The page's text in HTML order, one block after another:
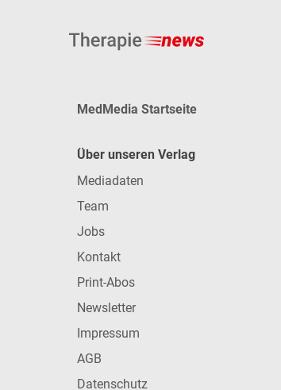
MedMedia Startseite
Über unseren Verlag
Mediadaten
Team
Jobs
Kontakt
Print-Abos
Newsletter
Impressum
AGB
Datenschutz